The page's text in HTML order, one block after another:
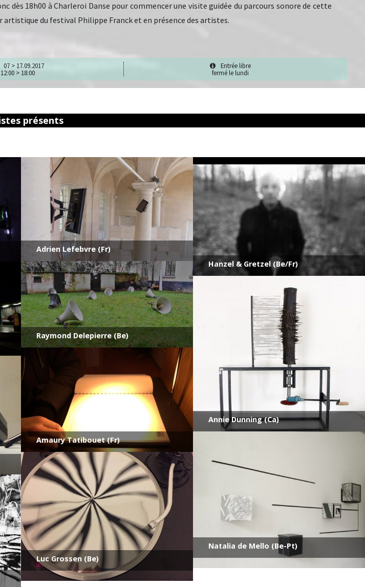
dès 18h00 à Charleroi Danse pour commencer une visite guidée du parcours sonore de cette
du festival Philippe Franck et en présence des artistes.
07 > 17.09.2017
12:00 > 18:00
Entrée libre
fermé le lundi
présents
Adrien Lefebvre (Fr)
Hanzel & Gretzel (Be/Fr)
Raymond Delepierre (Be)
Annie Dunning (Ca)
Amaury Tatibouet (Fr)
Natalia de Mello (Be-Pt)
Luc Grossen (Be)